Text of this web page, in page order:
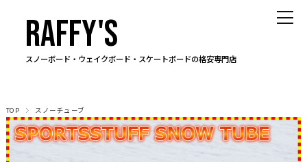
スノーボード・ウェイクボード・スケートボードの格安専門店
RAFFY'S
TOP スノーチューブ